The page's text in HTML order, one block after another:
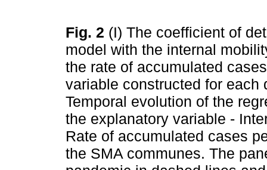
Fig. 2 (I) The coefficient of
model with the internal
the rate of accumulated
variable constructed for each
Temporal evolution of the
the explanatory variable -
Rate of accumulated cases
the SMA communes. The